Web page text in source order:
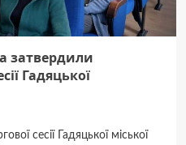
затвердили
Гадяцької
сесії Гадяцької міської